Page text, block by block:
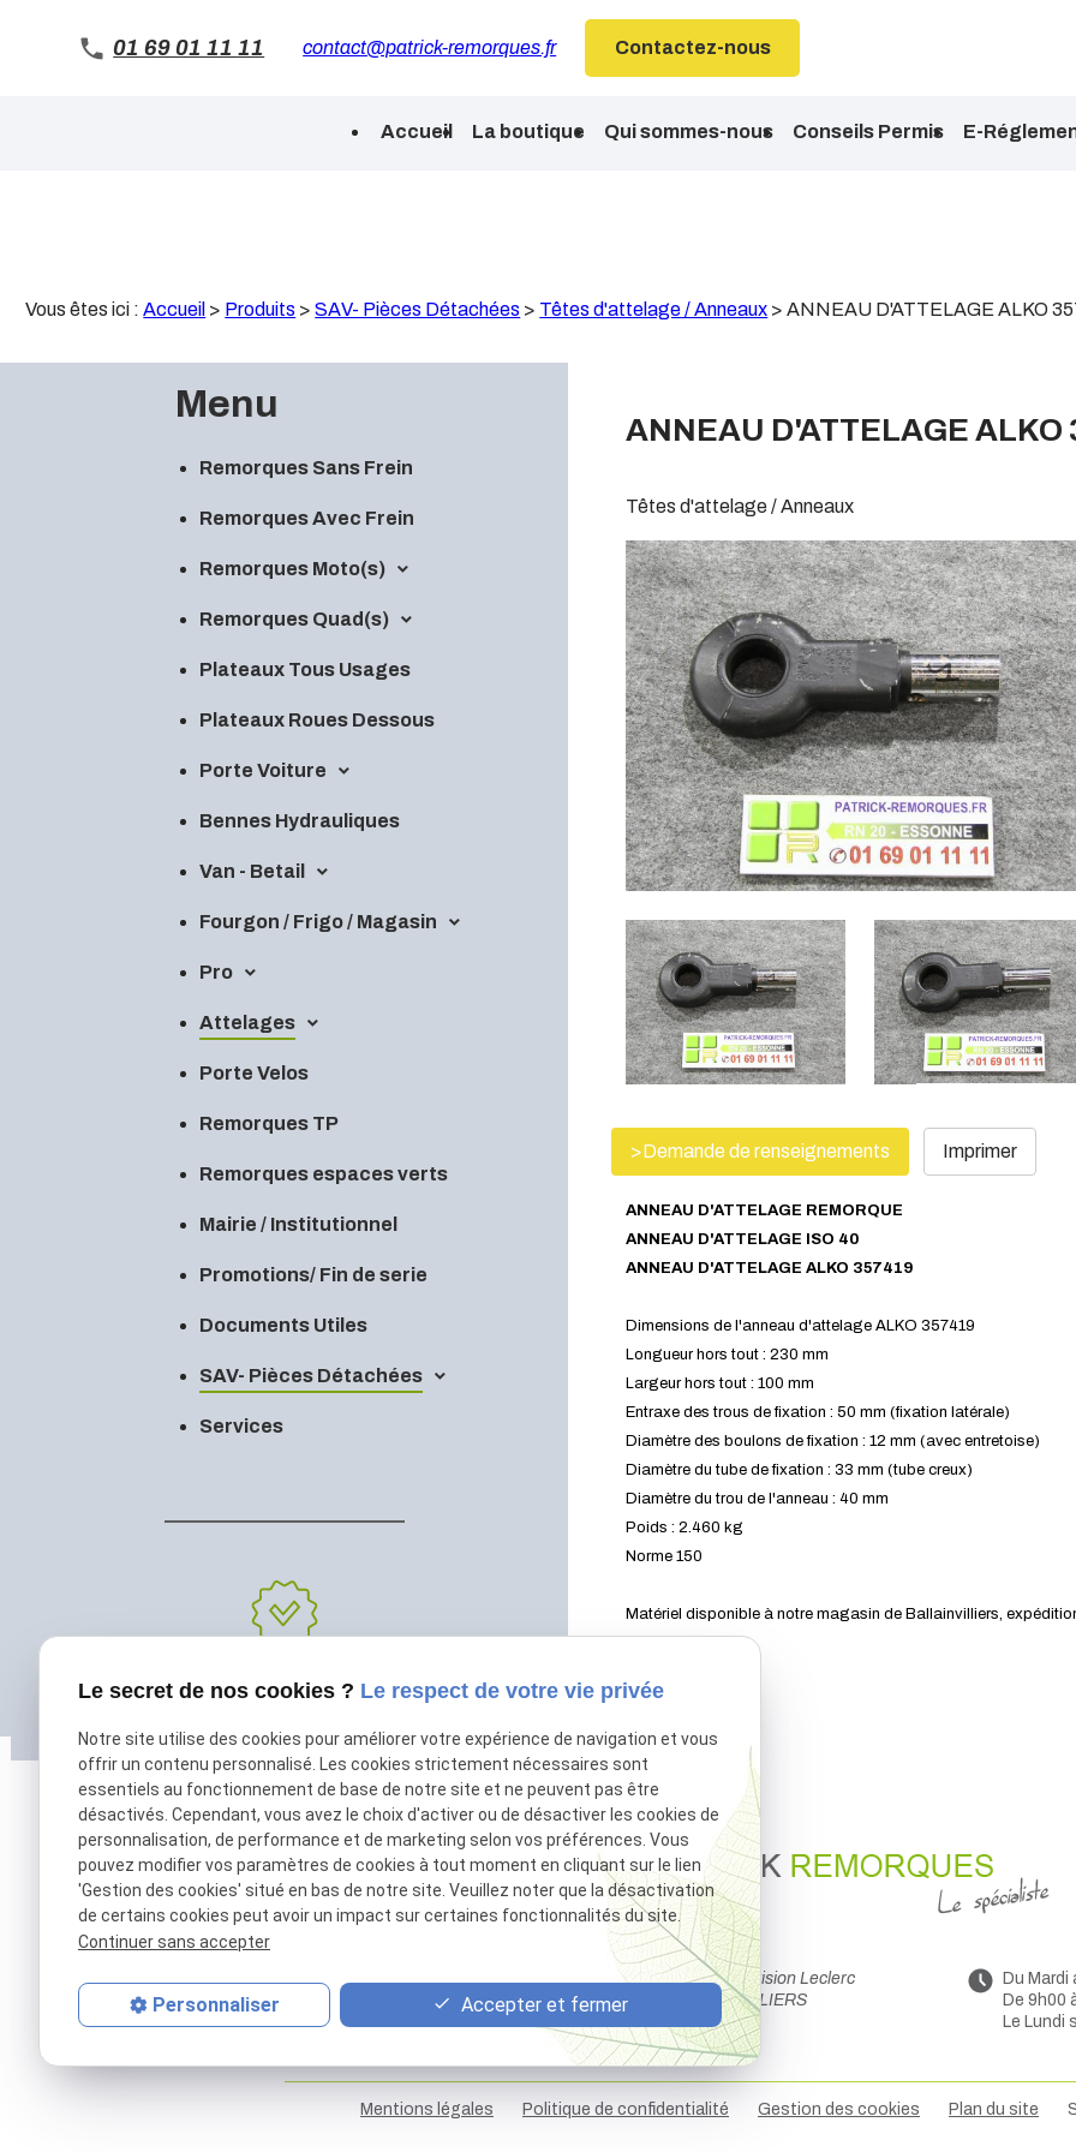
01 69 01 11 11 contact@patrick-remorques.fr Contactez-nous
Accueil La boutique Qui sommes-nous Conseils Permis E-
Vous êtes ici :Accueil > Produits >SAV- Pièces Détachées > Têtes d'attelage / Anneaux >ANNEAU D'ATTELAGE ALKO
Menu
Remorques Sans Frein
Remorques Avec Frein
Remorques Moto(s)
Remorques Quad(s)
Plateaux Tous Usages
Plateaux Roues Dessous
Porte Voiture
Bennes Hydrauliques
Van - Betail
Fourgon / Frigo / Magasin
Pro
Attelages
Porte Velos
Remorques TP
Remorques espaces verts
Mairie / Institutionnel
Promotions/ Fin de serie
Documents Utiles
SAV- Pièces Détachées
Services
Agréé véhicule
ANNEAU D'ATTELAGE ALKO
Têtes d'attelage / Anneaux
>Demande de renseignements Imprimer
ANNEAU D'ATTELAGE REMORQUE
ANNEAU D'ATTELAGE ISO 40
ANNEAU D'ATTELAGE ALKO 357419
Dimensions de l'anneau d'attelage ALKO 357419
Longueur hors tout : 230 mm
Largeur hors tout : 100 mm
Entraxe des trous de fixation : 50 mm (fixation latérale)
Diamètre des boulons de fixation : 12 mm (avec entretoise)
Diamètre du tube de fixation : 33 mm (tube creux)
Diamètre du trou de l'anneau : 40 mm
Poids : 2.460 kg
Norme 150
Matériel disponible à notre magasin de Ballainvilliers,
01 69 01 11 11
contact@patrick-remorques.fr
44 Avenue de la Division Leclerc
91160 BALLAINVILLIERS
Du Mardi
De 9h00
Le Lundi
Mentions légales Politique de confidentialité Gestion des cookies Plan du site
Le secret de nos cookies ? Le respect de votre vie privée
Notre site utilise des cookies pour améliorer votre expérience de navigation et vous
offrir un contenu personnalisé. Les cookies strictement nécessaires sont
essentiels au fonctionnement de base de notre site et ne peuvent pas être
désactivés. Cependant, vous avez le choix d'activer ou de désactiver les cookies de
personnalisation, de performance et de marketing selon vos préférences. Vous
pouvez modifier vos paramètres de cookies à tout moment en cliquant sur le lien
'Gestion des cookies' situé en bas de notre site. Veuillez noter que la désactivation
de certains cookies peut avoir un impact sur certaines fonctionnalités du site.
Continuer sans accepter
Personnaliser Accepter et fermer